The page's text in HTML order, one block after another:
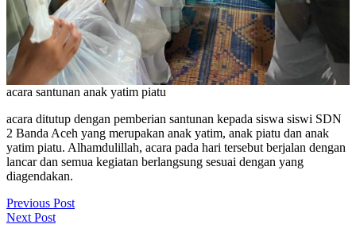
acara santunan anak yatim piatu
acara ditutup dengan pemberian santunan kepada siswa siswi SDN
2 Banda Aceh yang merupakan anak yatim, anak piatu dan anak
yatim piatu. Alhamdulillah, acara pada hari tersebut berjalan dengan
lancar dan semua kegiatan berlangsung sesuai dengan yang
diagendakan.
Navigasi
pos
Previous PostPrevious
Next PostNext